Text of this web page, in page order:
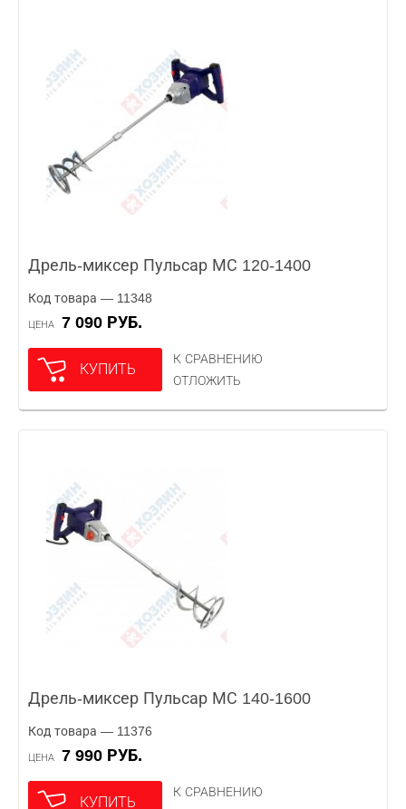
Дрель-миксер Пульсар МС 120-1400
Код товара — 11348
ЦЕНА 7 090 РУБ.
КУПИТЬ
К СРАВНЕНИЮ
ОТЛОЖИТЬ
Дрель-миксер Пульсар МС 140-1600
Код товара — 11376
ЦЕНА 7 990 РУБ.
КУПИТЬ
К СРАВНЕНИЮ